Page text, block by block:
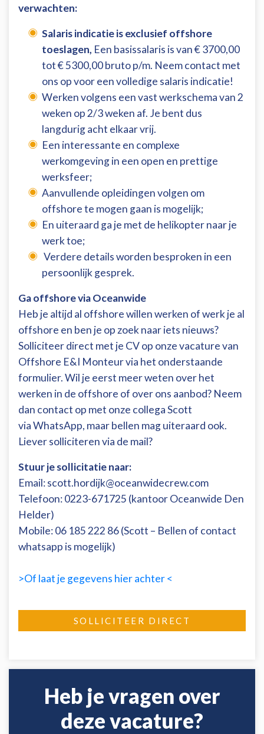
verwachten:
Salaris indicatie is exclusief offshore
toeslagen, Een basissalaris is van € 3700,00
tot € 5300,00 bruto p/m. Neem contact met
ons op voor een volledige salaris indicatie!
Werken volgens een vast werkschema van 2
weken op 2/3 weken af. Je bent dus
langdurig acht elkaar vrij.
Een interessante en complexe
werkomgeving in een open en prettige
werksfeer;
Aanvullende opleidingen volgen om
offshore te mogen gaan is mogelijk;
En uiteraard ga je met de helikopter naar je
werk toe;
Verdere details worden besproken in een
persoonlijk gesprek.
Ga offshore via Oceanwide
Heb je altijd al offshore willen werken of werk je al
offshore en ben je op zoek naar iets nieuws?
Solliciteer direct met je CV op onze vacature van
Offshore E&I Monteur via het onderstaande
formulier. Wil je eerst meer weten over het
werken in de offshore of over ons aanbod? Neem
dan contact op met onze collega Scott
viaWhatsApp, maar bellen mag uiteraard ook.
Liever solliciteren via de mail?
Stuur je sollicitatie naar:
Email:scott.hordijk@oceanwidecrew.com
Telefoon: 0223-671725 (kantoor Oceanwide Den
Helder)
Mobile:06 185 222 86(Scott – Bellen of contact
whatsapp is mogelijk)
>Of laat je gegevens hier achter <
SOLLICITEER DIRECT
Heb je vragen over
deze vacature?